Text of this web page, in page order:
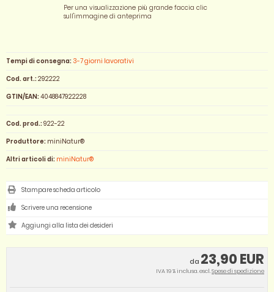
Per una visualizzazione più grande faccia clic
sull'immagine di anteprima
da 23,90 EUR
IVA 19 % inclusa. escl.Spese di spedizione
Tempi di consegna: 3-7 giorni lavorativi
Cod. art.:292222
GTIN/EAN:4048847922228
Cod. prod.:922-22
Produttore: miniNatur®
Altri articoli di: miniNatur®
Stampare scheda articolo
Scrivere una recensione